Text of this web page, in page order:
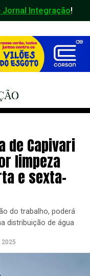
Jornal Integração!
de Capivari
limpeza
e sexta-
do trabalho, poderá
distribuição de água
2025